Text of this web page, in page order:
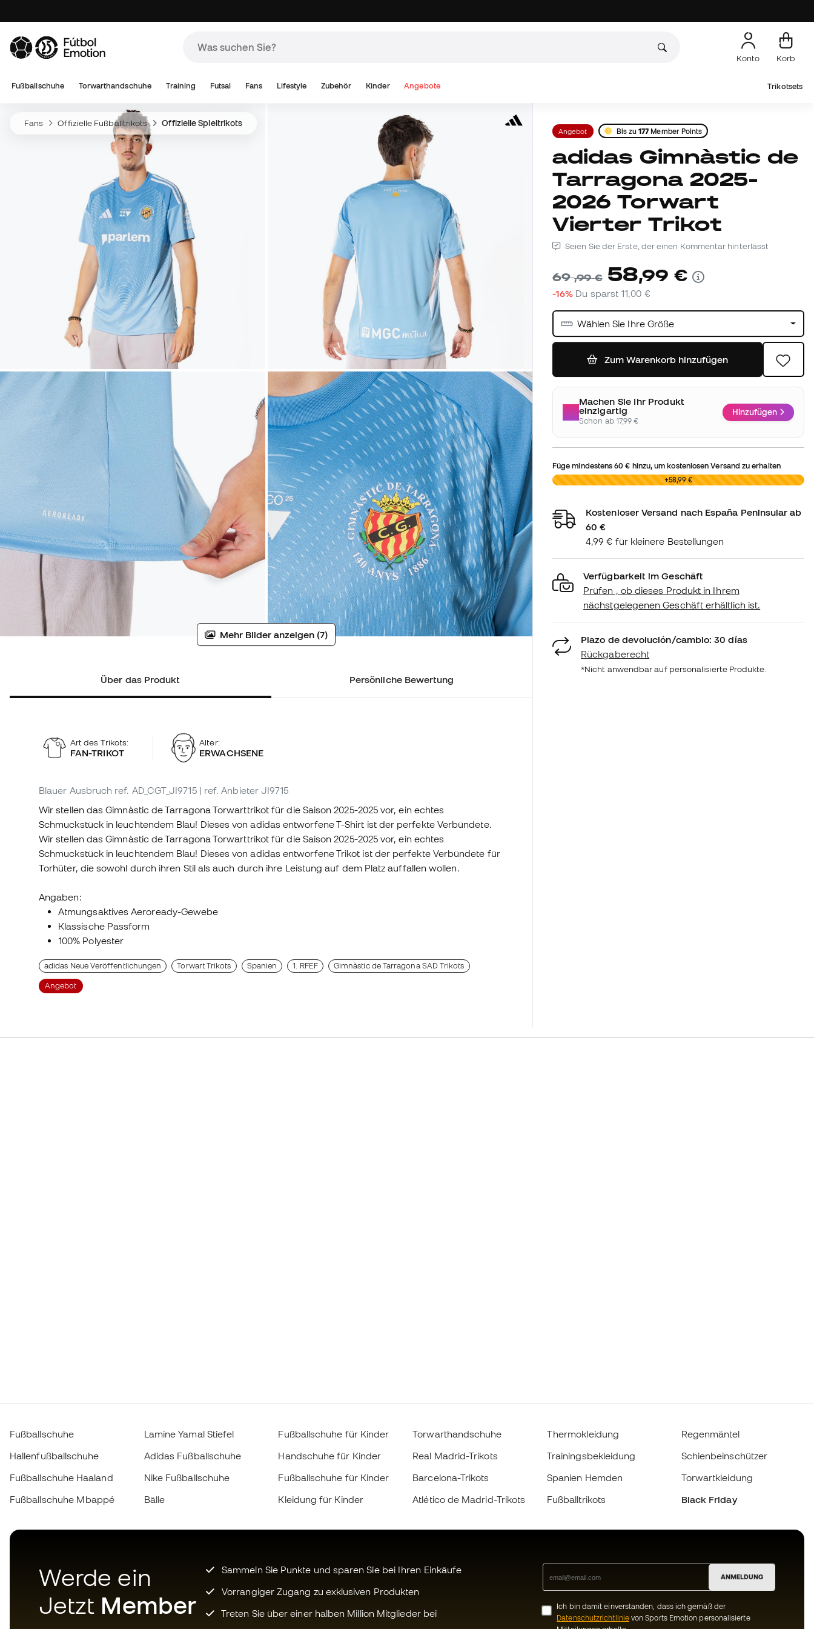
Konto Korb
Fußballschuhe Torwarthandschuhe Training Futsal Fans Lifestyle Zubehör Kinder Angebote Trikotsets
Fans Offizielle Fußballtrikots Offizielle Spieltrikots
Mehr Bilder anzeigen (7)
Über das Produkt Persönliche Bewertung
Art des Trikots:
FAN-TRIKOT
Alter:
ERWACHSENE
Blauer Ausbruch ref. AD_CGT_JI9715 | ref. Anbieter JI9715
Wir stellen das Gimnàstic de Tarragona Torwarttrikot für die Saison 2025-2025 vor, ein echtes
Schmuckstück in leuchtendem Blau! Dieses von adidas entworfene T-Shirt ist der perfekte Verbündete.
Wir stellen das Gimnàstic de Tarragona Torwarttrikot für die Saison 2025-2025 vor, ein echtes
Schmuckstück in leuchtendem Blau! Dieses von adidas entworfene Trikot ist der perfekte Verbündete für
Torhüter, die sowohl durch ihren Stil als auch durch ihre Leistung auf dem Platz auffallen wollen.
Angaben:
Atmungsaktives Aeroready-Gewebe
Klassische Passform
100% Polyester
adidas Neue Veröffentlichungen Torwart Trikots Spanien 1. RFEF Gimnàstic de Tarragona SAD Trikots
Angebot
Angebot Bis zu177 Member Points
adidas Gimnàstic de
Tarragona 2025-
2026 Torwart
Vierter Trikot
Seien Sie der Erste, der einen Kommentar hinterlässt
69,99 € 58,99 €
-16% Du sparst11,00 €
Wählen Sie Ihre Größe
Zum Warenkorb hinzufügen
Machen Sie Ihr Produkt
einzigartig
Schon ab 17,99 €
Hinzufügen
Füge mindestens60 € hinzu, um kostenlosen Versand zu erhalten
0,00 € +58,99 €
Kostenloser Versand nach España Peninsular ab
60 €
4,99 € für kleinere Bestellungen
Verfügbarkeit im Geschäft
Prüfen , ob dieses Produkt in Ihrem
nächstgelegenen Geschäft erhältlich ist.
Plazo de devolución/cambio: 30 días
Rückgaberecht
*Nicht anwendbar auf personalisierte Produkte.
Fußballschuhe
Hallenfußballschuhe
Fußballschuhe Haaland
Fußballschuhe Mbappé
Lamine Yamal Stiefel
Adidas Fußballschuhe
Nike Fußballschuhe
Bälle
Fußballschuhe für Kinder
Handschuhe für Kinder
Fußballschuhe für Kinder
Kleidung für Kinder
Torwarthandschuhe
Real Madrid-Trikots
Barcelona-Trikots
Atlético de Madrid-Trikots
Thermokleidung
Trainingsbekleidung
Spanien Hemden
Fußballtrikots
Regenmäntel
Schienbeinschützer
Torwartkleidung
Black Friday
Werde ein
Jetzt Member
Sammeln Sie Punkte und sparen Sie bei Ihren Einkäufe
Vorrangiger Zugang zu exklusiven Produkten
Treten Sie über einer halben Million Mitglieder bei
ANMELDUNG
Ich bin damit einverstanden, dass ich gemäß der
Datenschutzrichtlinievon Sports Emotion personalisierte